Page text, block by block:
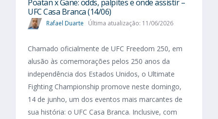
Poatan x Gane: odds, palpites e onde assistir –
UFC Casa Branca (14/06)
Rafael Duarte Última atualização: 11/06/2026
Chamado oficialmente de UFC Freedom 250, em
alusão às comemorações pelos 250 anos da
independência dos Estados Unidos, o Ultimate
Fighting Championship promove neste domingo,
14 de junho, um dos eventos mais marcantes de
sua história: o UFC Casa Branca. Inclusive, com